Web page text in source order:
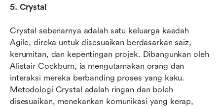
5. Crystal
Crystal sebenarnya adalah satu keluarga kaedah
Agile, direka untuk disesuaikan berdasarkan saiz,
kerumitan, dan kepentingan projek. Dibangunkan oleh
Alistair Cockburn, ia mengutamakan orang dan
interaksi mereka berbanding proses yang kaku.
Metodologi Crystal adalah ringan dan boleh
disesuaikan, menekankan komunikasi yang kerap,